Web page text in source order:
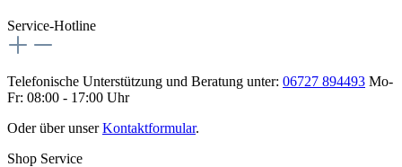
Service-Hotline
Telefonische Unterstützung und Beratung unter: 06727 894493 Mo-
Fr: 08:00 - 17:00 Uhr
Oder über unserKontaktformular.
Shop Service